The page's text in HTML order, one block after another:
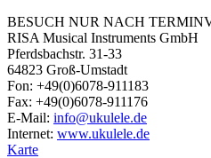
BESUCH NUR NACH
RISA Musical Instruments GmbH
Pferdsbachstr. 31-33
64823 Groß-Umstadt
Fon: +49(0)6078-911183
Fax: +49(0)6078-911176
E-Mail: info@ukulele.de
Internet: www.ukulele.de
Karte